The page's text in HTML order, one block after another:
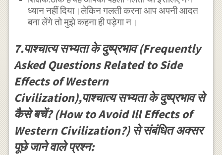
ध्यान नहीं दिया।लेकिन गलती करना आप अपनी आदत
बना लेंगे तो मुझे कहना ही पड़ेगा न।
7.पाश्चात्य सभ्यता के दुष्प्रभाव (Frequently
Asked Questions Related to Side
Effects of Western
Civilization),पाश्चात्य सभ्यता के दुष्प्रभाव से
कैसे बचें? (How to Avoid Ill Effects of
Western Civilization?) से संबंधित अक्सर
पूछे जाने वाले प्रश्न: